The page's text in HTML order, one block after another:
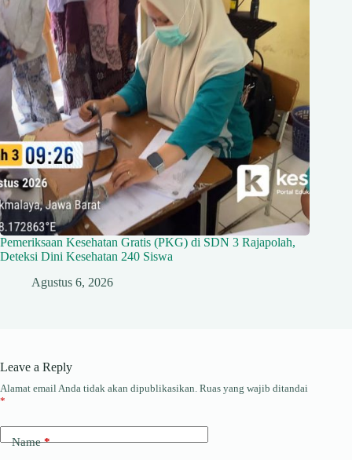
Pemeriksaan Kesehatan Gratis (PKG) di SDN 3 Rajapolah,
Deteksi Dini Kesehatan 240 Siswa
Agustus 6, 2026
Leave a Reply
Alamat email Anda tidak akan dipublikasikan. Ruas yang wajib ditandai
*
Name*